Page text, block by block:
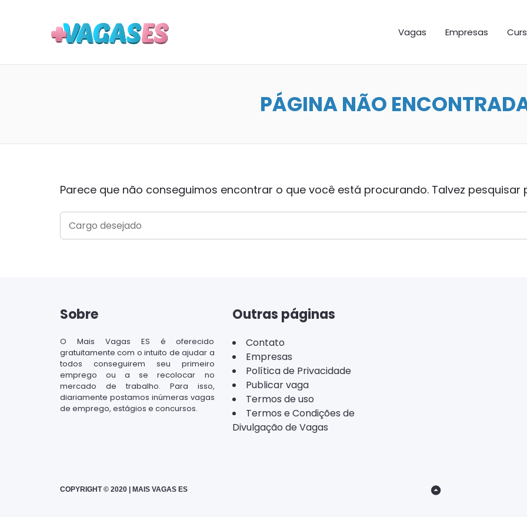
Vagas Empresas
PÁGINA NÃO
Parece que não conseguimos encontrar o que você está procurando. Talvez pesquisar
SEARCH
FOR:
Sobre
O Mais Vagas ES é oferecido
gratuitamente com o intuito de ajudar a
todos conseguirem seu primeiro
emprego ou a se recolocar no
mercado de trabalho. Para isso,
diariamente postamos inúmeras vagas
de emprego, estágios e concursos.
Outras páginas
Contato
Empresas
Política de Privacidade
Publicar vaga
Termos de uso
Termos e Condições de
Divulgação de Vagas
COPYRIGHT © 2020 | MAIS VAGAS ES
Back